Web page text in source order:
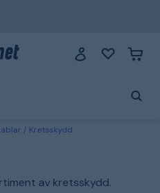
Kretsskydd
av kretsskydd.